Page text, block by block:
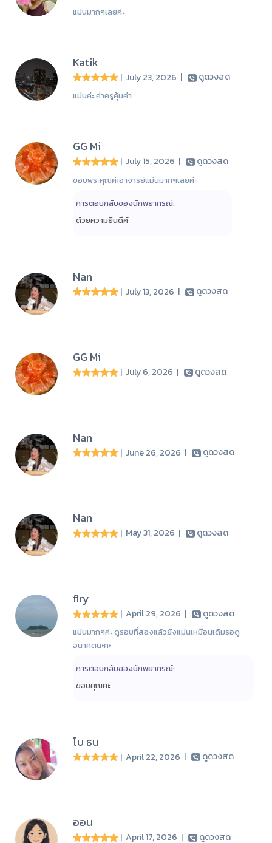
แม่นมากๆเลยค่ะ
Katik
| July 23, 2026 | ดูดวงสด
แม่นค่ะ ค่าครูคุ้มค่า
GG Mi
| July 15, 2026 | ดูดวงสด
ขอบพระคุณค่ะอาจารย์แม่นมากๆเลยค่ะ
การตอบกลับของนักพยากรณ์:
ด้วยความยินดีคั
Nan
| July 13, 2026 | ดูดวงสด
GG Mi
| July 6, 2026 | ดูดวงสด
Nan
| June 26, 2026 | ดูดวงสด
Nan
| May 31, 2026 | ดูดวงสด
flry
| April 29, 2026 | ดูดวงสด
แม่นมากๆค่ะ ดูรอบที่สองแล้วยังแม่นเหมือนเดิมรอดู
อนาคตนะคะ
การตอบกลับของนักพยากรณ์:
ขอบคุณคะ
โบ ธน
| April 22, 2026 | ดูดวงสด
ออน
| April 17, 2026 | ดูดวงสด